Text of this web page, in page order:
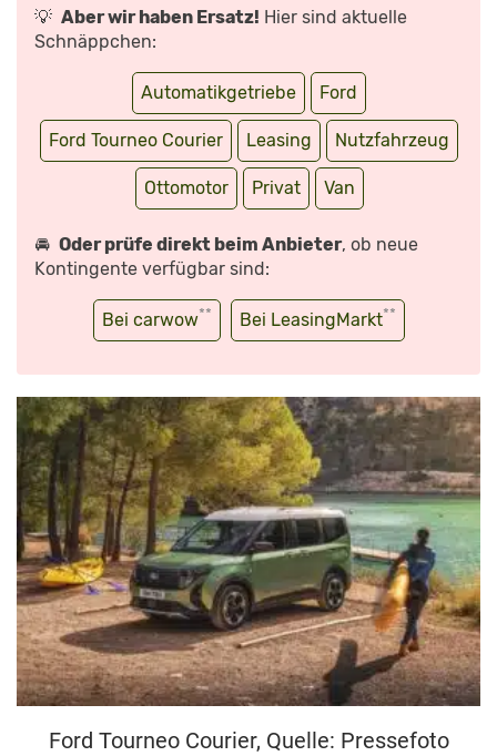
💡 Aber wir haben Ersatz! Hier sind aktuelle
Schnäppchen:
Automatikgetriebe Ford
Ford Tourneo Courier Leasing Nutzfahrzeug
Ottomotor Privat Van
🚘 Oder prüfe direkt beim Anbieter, ob neue
Kontingente verfügbar sind:
Bei carwow** Bei LeasingMarkt**
Ford Tourneo Courier, Quelle: Pressefoto
ANZEIGEN